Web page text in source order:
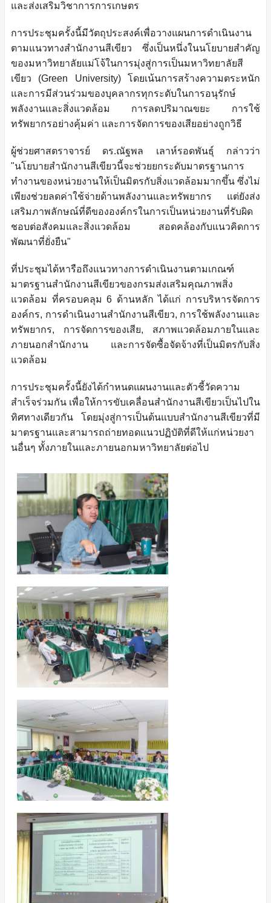
และส่งเสริมวิชาการการเกษตร
การประชุมครั้งนี้มีวัตถุประสงค์เพื่อวางแผนการดำเนินงาน
ตามแนวทางสำนักงานสีเขียว ซึ่งเป็นหนึ่งในนโยบายสำคัญ
ของมหาวิทยาลัยแม่โจ้ในการมุ่งสู่การเป็นมหาวิทยาลัยสี
เขียว (Green University) โดยเน้นการสร้างความตระหนัก
และการมีส่วนร่วมของบุคลากรทุกระดับในการอนุรักษ์
พลังงานและสิ่งแวดล้อม การลดปริมาณขยะ การใช้
ทรัพยากรอย่างคุ้มค่า และการจัดการของเสียอย่างถูกวิธี
ผู้ช่วยศาสตราจารย์ ดร.ณัฐพล เลาห์รอดพันธุ์ กล่าวว่า
"นโยบายสำนักงานสีเขียวนี้จะช่วยยกระดับมาตรฐานการ
ทำงานของหน่วยงานให้เป็นมิตรกับสิ่งแวดล้อมมากขึ้น ซึ่งไม่
เพียงช่วยลดค่าใช้จ่ายด้านพลังงานและทรัพยากร แต่ยังส่ง
เสริมภาพลักษณ์ที่ดีขององค์กรในการเป็นหน่วยงานที่รับผิด
ชอบต่อสังคมและสิ่งแวดล้อม สอดคล้องกับแนวคิดการ
พัฒนาที่ยั่งยืน"
ที่ประชุมได้หารือถึงแนวทางการดำเนินงานตามเกณฑ์
มาตรฐานสำนักงานสีเขียวของกรมส่งเสริมคุณภาพสิ่ง
แวดล้อม ที่ครอบคลุม 6 ด้านหลัก ได้แก่ การบริหารจัดการ
องค์กร, การดำเนินงานสำนักงานสีเขียว, การใช้พลังงานและ
ทรัพยากร, การจัดการของเสีย, สภาพแวดล้อมภายในและ
ภายนอกสำนักงาน และการจัดซื้อจัดจ้างที่เป็นมิตรกับสิ่ง
แวดล้อม
การประชุมครั้งนี้ยังได้กำหนดแผนงานและตัวชี้วัดความ
สำเร็จร่วมกัน เพื่อให้การขับเคลื่อนสำนักงานสีเขียวเป็นไปใน
ทิศทางเดียวกัน โดยมุ่งสู่การเป็นต้นแบบสำนักงานสีเขียวที่มี
มาตรฐานและสามารถถ่ายทอดแนวปฏิบัติที่ดีให้แก่หน่วยงา
นอื่นๆ ทั้งภายในและภายนอกมหาวิทยาลัยต่อไป